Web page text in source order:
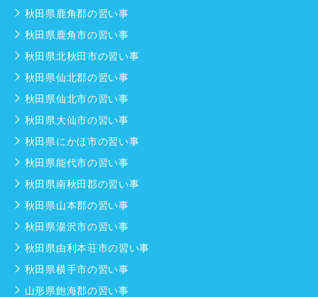
秋田県鹿角郡の習い事
秋田県鹿角市の習い事
秋田県北秋田市の習い事
秋田県仙北郡の習い事
秋田県仙北市の習い事
秋田県大仙市の習い事
秋田県にかほ市の習い事
秋田県能代市の習い事
秋田県南秋田郡の習い事
秋田県山本郡の習い事
秋田県湯沢市の習い事
秋田県由利本荘市の習い事
秋田県横手市の習い事
山形県飽海郡の習い事